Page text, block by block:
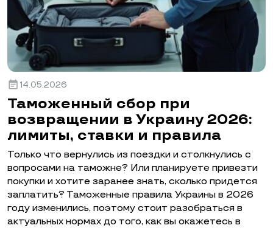
event_note 14.05.2026
Таможенный сбор при
возвращении в Украину 2026:
лимиты, ставки и правила
Только что вернулись из поездки и столкнулись с
вопросами на таможне? Или планируете привезти
покупки и хотите заранее знать, сколько придется
заплатить? Таможенные правила Украины в 2026
году изменились, поэтому стоит разобраться в
актуальных нормах до того, как вы окажетесь в